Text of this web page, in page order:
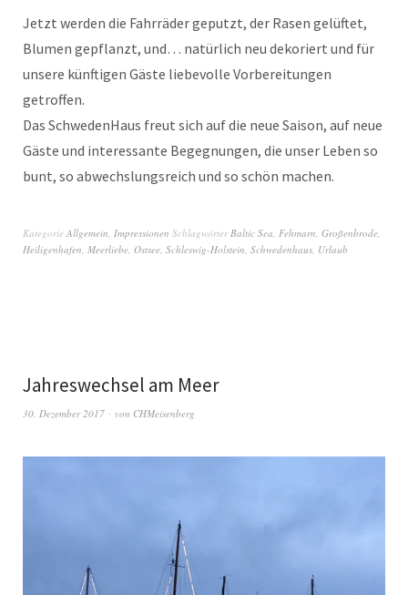
Jetzt werden die Fahrräder geputzt, der Rasen gelüftet,
Blumen gepflanzt, und… natürlich neu dekoriert und für
unsere künftigen Gäste liebevolle Vorbereitungen
getroffen.
Das SchwedenHaus freut sich auf die neue Saison, auf neue
Gäste und interessante Begegnungen, die unser Leben so
bunt, so abwechslungsreich und so schön machen.
Kategorie Allgemein Impressionen Schlagwörter Baltic Sea Fehmarn Großenbrode
Heiligenhafen Meerliebe Ostsee Schleswig-Holstein Schwedenhaus Urlaub
Jahreswechsel am Meer
30. Dezember 2017 von CHMeisenberg